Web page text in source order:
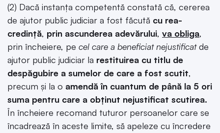
(2) Dacă instanţa competentă constată că, cererea
de ajutor public judiciar a fost făcută cu rea-
credinţă, prin ascunderea adevărului, va obliga,
prin încheiere, pe cel care a beneficiat nejustificatde
ajutor public judiciar la restituirea cu titlu de
despăgubire a sumelor de care a fost scutit,
precum şi la o amendă în cuantum de până la 5 ori
suma pentru care a obţinut nejustificat scutirea.
În încheiere recomand tuturor persoanelor care se
încadrează în aceste limite, să apeleze cu încredere